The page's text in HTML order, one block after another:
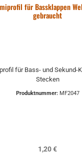
für Bassklappen
gebraucht
für Bass- und Sekund-
Stecken
Produktnummer: MF2047
Regulärer Preis:
1,20 €